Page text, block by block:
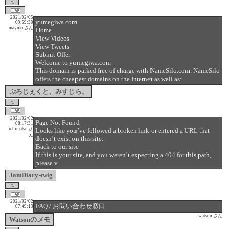
yumegiwa.com
Home
View Videos
View Tweets
Submit Offer
Welcome to yumegiwa.com
This domain is parked free of charge with NameSilo.com. NameSilo
offers the cheapest domains on the Internet as well as:
2021/02/05
09:59:30
ぷろじぇくと、みすじら。
mayuki さん
Page Not Found
Looks like you’ve followed a broken link or entered a URL that
doesn’t exist on this site.
Back to our site
If this is your site, and you weren’t expecting a 404 for this path,
please v
2021/02/02
08:17:31
JamDiary-twig
ichimatsu さ
ん
FAQ / お問い合わせ窓口
2021/02/02
07:49:13
Watsonのメモ watson さん